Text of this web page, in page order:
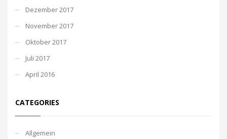
Dezember 2017
November 2017
Oktober 2017
Juli 2017
April 2016
CATEGORIES
Allgemein